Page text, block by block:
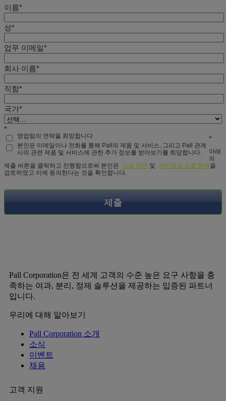
이름*
성*
업무 이메일*
회사 이름*
직함*
국가*
*
영업팀의 연락을 희망합니다 *
본인은 이메일이나 전화를 통해 Pall의 제품 및 서비스, 그리고 Pall 관계
사의 관련 제품 및 서비스에 관한 추가 정보를 받아보기를 희망합니다.
아래
의
제출 버튼을 클릭하고 진행함으로써 본인은 이용 약관 및 개인정보 보호 정책 을
검토하였고 이에 동의한다는 것을 확인합니다.
제출
Pall Corporation은 전 세계 고객의 수준 높은 요구 사항을 충
족하는 여과, 분리, 정제 솔루션을 제공하는 입증된 파트너
입니다.
우리에 대해 알아보기
Pall Corporation 소개
소식
이벤트
채용
고객 지원